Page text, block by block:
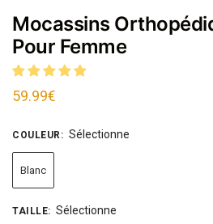
Mocassins
Pour Femme
59.99€
COULEUR : Sélectionne
Blanc
TAILLE: Sélectionne